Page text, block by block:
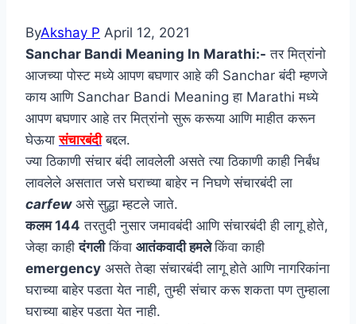
ByAkshay P April 12, 2021
Sanchar Bandi Meaning In Marathi:- तर मित्रांनो
आजच्या पोस्ट मध्ये आपण बघणार आहे की Sanchar बंदी म्हणजे
काय आणि Sanchar Bandi Meaning हा Marathi मध्ये
आपण बघणार आहे तर मित्रांनो सुरू करूया आणि माहीत करून
घेऊयासंचारबंदीबद्दल.
ज्या ठिकाणी संचार बंदी लावलेली असते त्या ठिकाणी काही निर्बंध
लावलेले असतात जसे घराच्या बाहेर न निघणे संचारबंदी ला
carfewअसे सुद्धा म्हटले जाते.
कलम 144 तरतुदी नुसार जमावबंदी आणि संचारबंदी ही लागू होते,
जेव्हा काहीदंगलीकिंवा आतंकवादी हमलेकिंवा काही
emergency असते तेव्हा संचारबंदी लागू होते आणि नागरिकांना
घराच्या बाहेर पडता येत नाही, तुम्ही संचार करू शकता पण तुम्हाला
घराच्या बाहेर पडता येत नाही.